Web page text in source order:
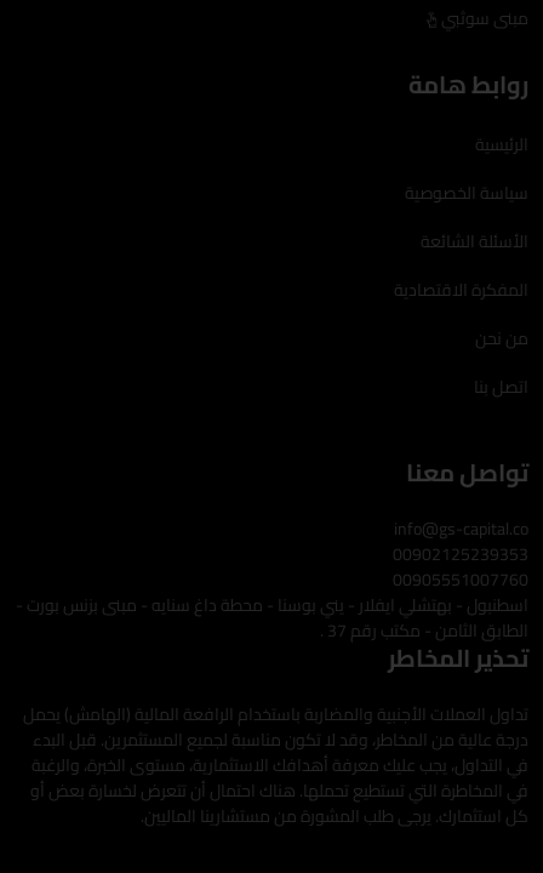
مبنى سوثبي
روابط هامة
الرئيسية
سياسة الخصوصية
الأسئلة الشائعة
المفكرة الاقتصادية
من نحن
اتصل بنا
تواصل معنا
info@gs-capital.co
00902125239353
00905551007760
اسطنبول - بهتشلي ايفلار - يني بوسنا - محطة داغ سنايه - مبنى بزنس بورت -
الطابق الثامن - مكتب رقم 37 .
تحذير المخاطر
تداول العملات الأجنبية والمضاربة باستخدام الرافعة المالية (الهامش) يحمل
درجة عالية من المخاطر، وقد لا تكون مناسبة لجميع المستثمرين. قبل البدء
في التداول، يجب عليك معرفة أهدافك الاستثمارية، مستوى الخبرة، والرغبة
في المخاطرة التي تستطيع تحملها. هناك احتمال أن تتعرض لخسارة بعض أو
كل استثمارك. يرجى طلب المشورة من مستشارينا الماليين.